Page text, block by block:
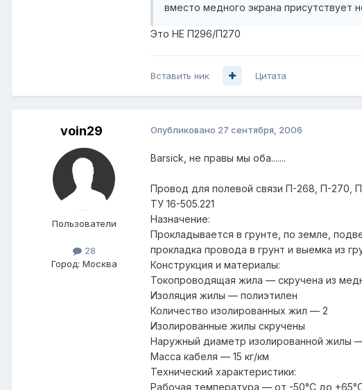
вместо медного экрана присутствует
Это НЕ П296/П270
Вставить ник Цитата
voin29
Пользователи
28
Город: Москва
Опубликовано 27 сентября, 2006
Barsick, не правы мы оба.......
Провод для полевой связи П-268, П-270,
ТУ 16-505.221
Назначение:
Прокладывается в грунте, по земле,
прокладка провода в грунт и выемка из
Конструкция и материалы:
Токопроводящая жила — скручена из
Изоляция жилы — полиэтилен
Количество изолированных жил — 2
Изолированные жилы скручены
Наружный диаметр изолированной жилы
Масса кабеля — 15 кг/км
Технический характеристики:
Рабочая температура — от -50°С до